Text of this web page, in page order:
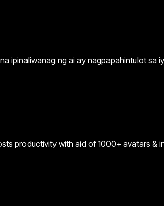
ipinaliwanag ng ai ay nagpapahintulot sa
productivity with aid of 1000+ avatars &